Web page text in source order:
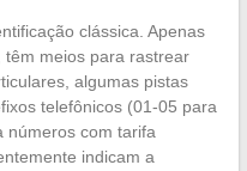
clássica. Apenas
meios para rastrear
algumas pistas
telefônicos (01-05 para
números com tarifa
indicam a